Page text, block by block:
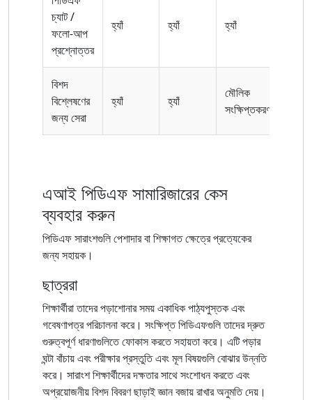
চ্যাট /
ফলো-আপ
প্রশ্নোত্তর
হ্যাঁ হ্যাঁ হ্যাঁ
বিশদ
বিশ্লেষণের
জন্য সেরা
হ্যাঁ হ্যাঁ
মৌলিক
সংক্ষিপ্তকরণ
এআই পিডিএফ সামারিজারের কেস
ব্যবহার করুন
পিডিএফ সারাংশগুলি পেশাদার বা শিক্ষাগত ক্ষেত্রে প্রত্যেকের
জন্য সহায়ক।
ছাত্ররা
শিক্ষার্থীরা তাদের পড়াশোনার সময় একাধিক পাঠ্যপুস্তক এবং
গবেষণাপত্র পরিচালনা করে। সংক্ষিপ্ত পিডিএফগুলি তাদের দ্রুত
গুরুত্বপূর্ণ ধারণাগুলিতে ফোকাস করতে সহায়তা করে। এটি পড়ার
ঘন্টা বাঁচায় এবং পরীক্ষার প্রস্তুতি এবং মূল বিষয়গুলি বোঝার উন্নতি
করে। সারাংশ শিক্ষার্থীদের দক্ষতার সাথে সংশোধন করতে এবং
অপ্রয়োজনীয় বিশদ বিবরণ ছাড়াই জ্ঞান বজায় রাখার অনুমতি দেয়।